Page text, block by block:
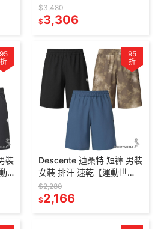
SR221DHP41-
BLK0/SR221DHP41-KHAK
$3,480
$3,306
95
折
裝
95
折
Descente 迪桑特 短褲 男裝
女裝 排汗 速乾【運動世
界】SR123THP21-
BLK0/BRWN/DBLU
$2,280
$2,166